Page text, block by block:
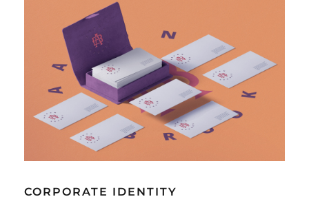
CORPORATE IDENTITY